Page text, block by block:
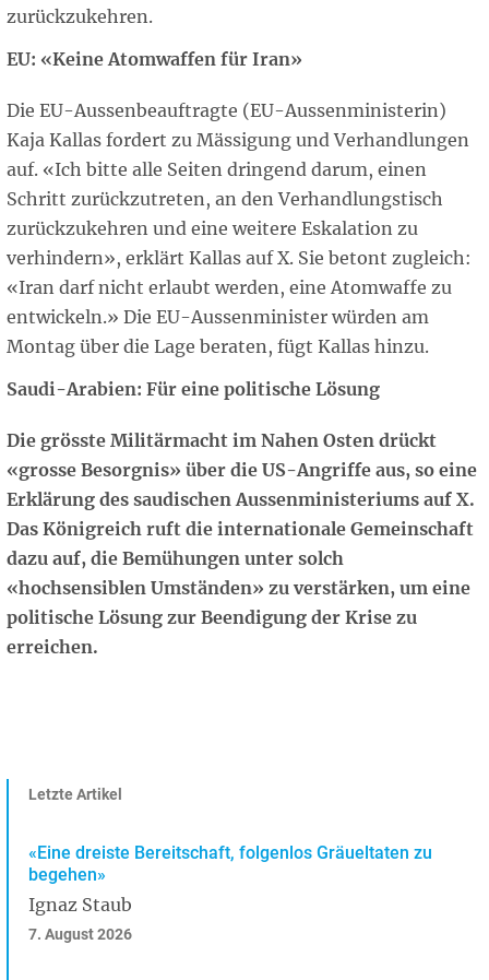
zurückzukehren.
EU: «Keine Atomwaffen für Iran»
Die EU-Aussenbeauftragte (EU-Aussenministerin)
Kaja Kallas fordert zu Mässigung und Verhandlungen
auf. «Ich bitte alle Seiten dringend darum, einen
Schritt zurückzutreten, an den Verhandlungstisch
zurückzukehren und eine weitere Eskalation zu
verhindern», erklärt Kallas auf X. Sie betont zugleich:
«Iran darf nicht erlaubt werden, eine Atomwaffe zu
entwickeln.» Die EU-Aussenminister würden am
Montag über die Lage beraten, fügt Kallas hinzu.
Saudi-Arabien: Für eine politische Lösung
Die grösste Militärmacht im Nahen Osten drückt
«grosse Besorgnis» über die US-Angriffe aus, so eine
Erklärung des saudischen Aussenministeriums auf X.
Das Königreich ruft die internationale Gemeinschaft
dazu auf, die Bemühungen unter solch
«hochsensiblen Umständen» zu verstärken, um eine
politische Lösung zur Beendigung der Krise zu
erreichen.
Letzte Artikel
«Eine dreiste Bereitschaft, folgenlos Gräueltaten zu
begehen»
Ignaz Staub
7. August 2026